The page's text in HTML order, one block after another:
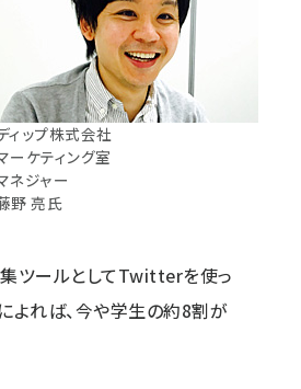
ィップ株式会社
ーケティング室
ネジャー
野 亮氏
集ツールとしてTwitterを使っ
れば、今や学生の約8割が